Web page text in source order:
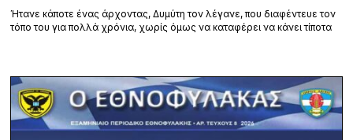
Ήτανε κάποτε ένας άρχοντας, Δυμύτη τον λέγανε, που διαφέντευε τον
τόπο του για πολλά χρόνια, χωρίς όμως να καταφέρει να κάνει τίποτα